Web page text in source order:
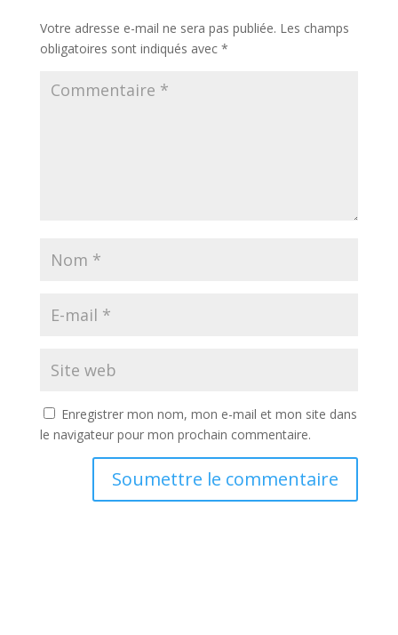
Votre adresse e-mail ne sera pas publiée. Les champs
obligatoires sont indiqués avec *
Enregistrer mon nom, mon e-mail et mon site dans
le navigateur pour mon prochain commentaire.
Soumettre le commentaire